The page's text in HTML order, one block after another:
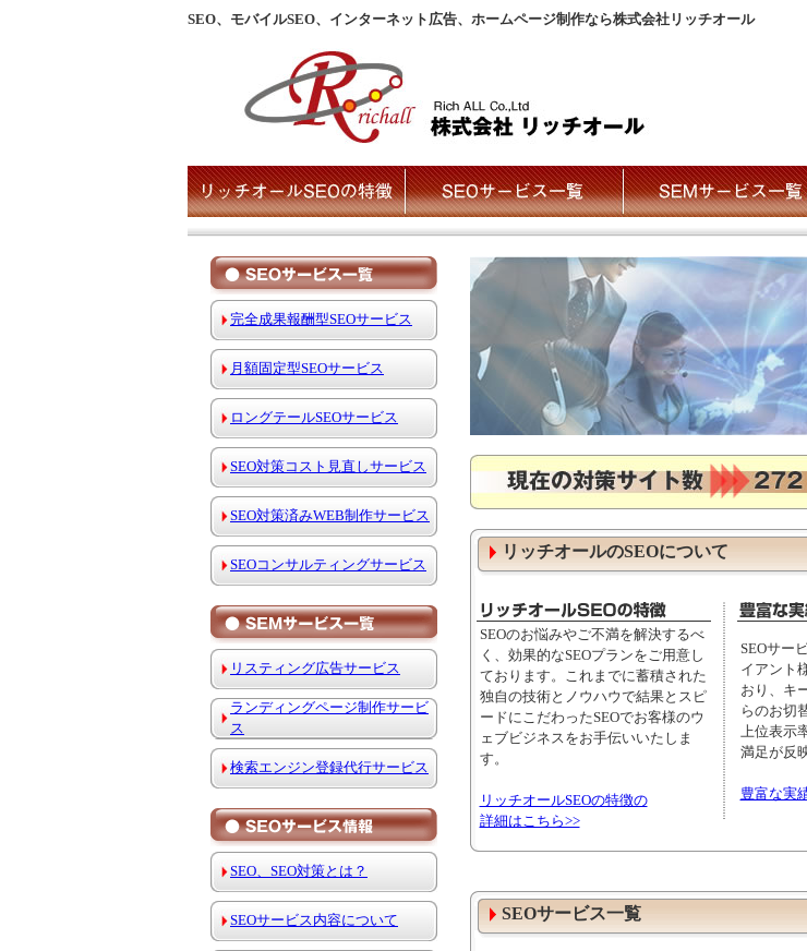
SEO、モバイルSEO、インターネット広告、ホームページ制作なら株式会社リッチオール
完全成果報酬型SEOサービス
月額固定型SEOサービス
ロングテールSEOサービス
SEO対策コスト見直しサービス
SEO対策済みWEB制作サービス
SEOコンサルティングサービス
リスティング広告サービス
ランディングページ制作サービ
ス
検索エンジン登録代行サービス
SEO、SEO対策とは？
SEOサービス内容について
リッチオールのSEOについて
SEOのお悩みやご不満を解決するべ
く、効果的なSEOプランをご用意し
ております。これまでに蓄積された
独自の技術とノウハウで結果とスピ
ードにこだわったSEOでお客様のウ
ェブビジネスをお手伝いいたしま
す。
リッチオールSEOの特徴の
詳細はこちら>>
SEOサー
イアント
おり、キ
らのお切
上位表示
満足が反
豊富な実
SEOサービス一覧